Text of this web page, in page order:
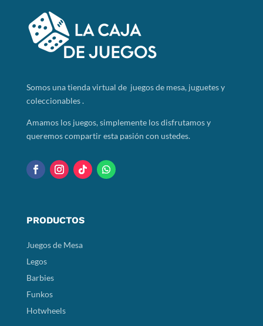
Somosuna tienda virtual de juegos de mesa, juguetes y
coleccionables .
Amamos los juegos, simplemente los disfrutamos y
queremos compartir esta pasión con ustedes.
PRODUCTOS
Juegos de Mesa
Legos
Barbies
Funkos
Hotwheels